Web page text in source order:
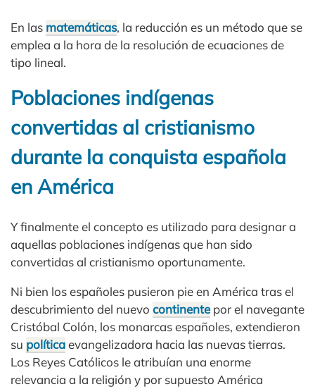
En las matemáticas, la reducción es un método que se
emplea a la hora de la resolución de ecuaciones de
tipo lineal.
Poblaciones indígenas
convertidas al cristianismo
durante la conquista española
en América
Y finalmente el concepto es utilizado para designar a
aquellas poblaciones indígenas que han sido
convertidas al cristianismo oportunamente.
Ni bien los españoles pusieron pie en América tras el
descubrimiento del nuevo continentepor el navegante
Cristóbal Colón, los monarcas españoles, extendieron
su políticaevangelizadora hacia las nuevas tierras.
Los Reyes Católicos le atribuían una enorme
relevancia a la religión y por supuesto América